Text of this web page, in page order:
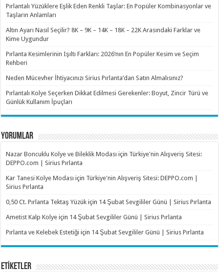
Pırlantalı Yüzüklere Eşlik Eden Renkli Taşlar: En Popüler Kombinasyonlar ve
Taşların Anlamları
Altın Ayarı Nasıl Seçilir? 8K – 9K – 14K – 18K – 22K Arasındaki Farklar ve
Kime Uygundur
Pırlanta Kesimlerinin Işıltı Farkları: 2026’nın En Popüler Kesim ve Seçim
Rehberi
Neden Mücevher İhtiyacınızı Sirius Pırlanta’dan Satın Almalısınız?
Pırlantalı Kolye Seçerken Dikkat Edilmesi Gerekenler: Boyut, Zincir Türü ve
Günlük Kullanım İpuçları
YORUMLAR
Nazar Boncuklu Kolye ve Bileklik Modası için Türkiye'nin Alışveriş Sitesi:
DEPPO.com | Sirius Pırlanta
Kar Tanesi Kolye Modası için Türkiye'nin Alışveriş Sitesi: DEPPO.com |
Sirius Pırlanta
0,50 Ct. Pırlanta Tektaş Yüzük için 14 Şubat Sevgililer Günü | Sirius Pırlanta
Ametist Kalp Kolye için 14 Şubat Sevgililer Günü | Sirius Pırlanta
Pırlanta ve Kelebek Estetiği için 14 Şubat Sevgililer Günü | Sirius Pırlanta
ETİKETLER